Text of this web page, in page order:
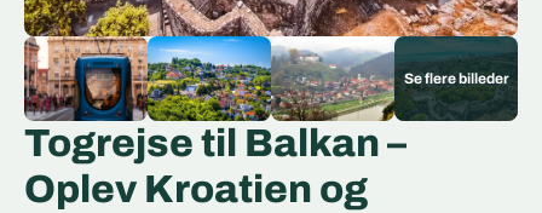
Togrejse til Balkan –
Oplev Kroatien og